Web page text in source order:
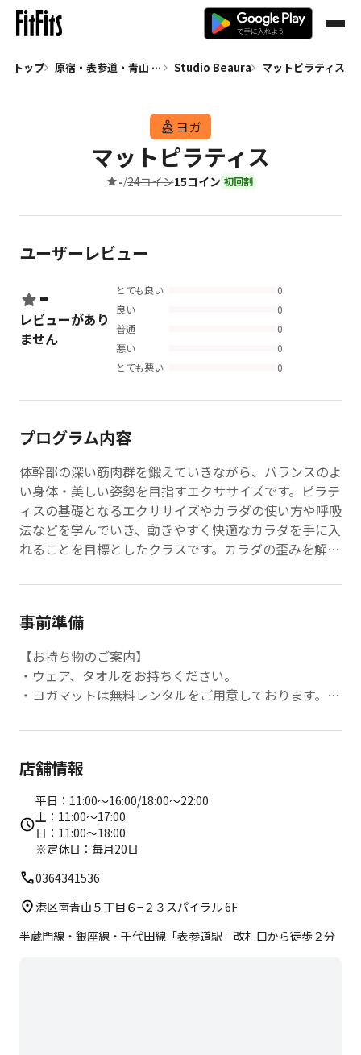
トップ 原宿・表参道・青山 ヨガ Studio Beaura マットピラティス
ヨガ
マットピラティス
-/24コイン15コイン 初回割
ユーザーレビュー
-
レビューがあり
ません
とても良い
0
良い
0
普通
0
悪い
0
とても悪い
0
プログラム内容
体幹部の深い筋肉群を鍛えていきながら、バランスのよ
い身体・美しい姿勢を目指すエクササイズです。ピラテ
ィスの基礎となるエクササイズやカラダの使い方や呼吸
法などを学んでいき、動きやすく快適なカラダを手に入
れることを目標としたクラスです。カラダの歪みを解消
スパフォーマンスの向上も期待できます。
事前準備
【お持ち物のご案内】
・ウェア、タオルをお持ちください。
・ヨガマットは無料レンタルをご用意しております。館
・ハンドタオル 100円（税込）
・ウェア上下 各200円（税込）
・飲料 100円～
店舗情報
平日：11:00～16:00/18:00～22:00
土：11:00～17:00
日：11:00～18:00
※定休日：毎月20日
0364341536
港区南青山５丁目６−２３スパイラル 6F
半蔵門線・銀座線・千代田線「表参道駅」改札口から徒歩２分